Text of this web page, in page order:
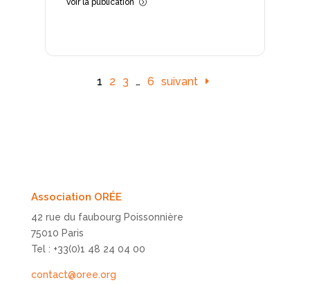
=
1 2 3 … 6 suivant
Association ORÉE
42 rue du faubourg Poissonnière
75010 Paris
Tel : +33(0)1 48 24 04 00
contact@oree.org